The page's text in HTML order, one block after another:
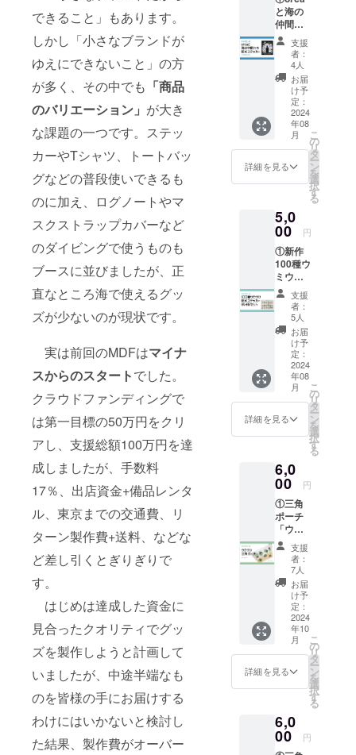
できること」もあります。
しかし「小さなブランドが
ゆえにできないこと」の方
が多く、その中でも 「商品
のバリエーション」 が大き
な課題の一つです。ステッ
カーやTシャツ、トートバッ
グなどの普段使いできるも
のに加え、ログノートやマ
スクストラップカバーなど
のダイビングで使うものも
ブースに並びましたが、正
直なところ海で使えるグッ
ズが少ないのが現状です。
実は前回のMDFはマイナ
スからのスタートでした。
クラウドファンディングで
は第一目標の50万円をクリ
アし、支援総額100万円を達
成しましたが、手数料
17％、出店資金+備品レンタ
ル、東京までの交通費、リ
ターン製作費+送料、などな
ど差し引くとぎりぎりで
す。
はじめは達成した資金に
見合ったクオリティでグッ
ズを製作しようと計画して
いましたが、中途半端なも
のを皆様の手にお届けする
わけにはいかないと検討し
た結果、製作費がオーバー
※備考
欄に掲
載可能
なニッ
クネー
ムなど
の
お名前
をご記
入くだ
さい。
ムなど
の
お名前
をご記
入くだ
さい。
と海の
仲間た
ちの
防水ス
テッ
カー縦8
㎝×横
7cm ②
フェア
当日、
ブース
パネル
にお名
前掲載
※備考
載可能
なニッ
クネー
ムなど
の
お名前
をご記
入くだ
さい。
支援
者：
4人
お届
け予
定：
2024
年08
月
詳細を見る
こ
の
リ
タ
ー
ン
を
選
択
す
る
5,0
00 円
①新作
100種ウ
ミウシ
の防水
クリア
ステッ
カー
セット
※A4 1
枚, A5 1
枚の2枚
となり
ます。
②フェ
ア当
日、
パネル
にお名
前掲載
※備考
欄に掲
載可能
なニッ
クネー
ムなど
の
お名前
をご記
入くだ
さい。
支援
者：
5人
お届
け予
定：
2024
年08
月
詳細を見る
こ
の
リ
タ
ー
ン
を
選
択
す
る
6,0
00 円
①三角
ポーチ
「ウミ
ウシ」
※ウミ
ウシ柄
の合皮
製の三
角ポー
チで
す。
※サイ
ズ：横
20㎝×高
さ
12cm×
6cm
②フェ
ア当
支援
者：
7人
お届
け予
定：
2024
年10
月
詳細を見る
こ
の
リ
タ
ー
ン
を
選
択
す
る
6,0
00 円